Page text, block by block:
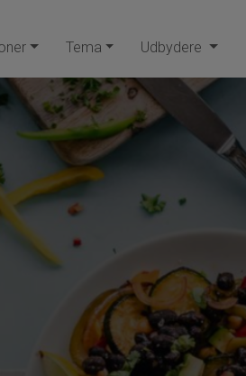
Tema Udbydere